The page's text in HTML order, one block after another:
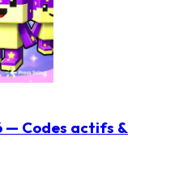
— Codes actifs &